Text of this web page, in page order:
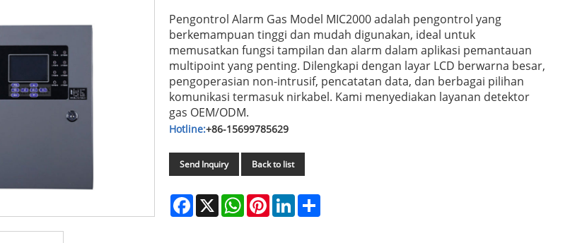
Pengontrol Alarm Gas Model MIC2000 adalah pengontrol yang
berkemampuan tinggi dan mudah digunakan, ideal untuk
memusatkan fungsi tampilan dan alarm dalam aplikasi pemantauan
multipoint yang penting. Dilengkapi dengan layar LCD berwarna besar,
pengoperasian non-intrusif, pencatatan data, dan berbagai pilihan
komunikasi termasuk nirkabel. Kami menyediakan layanan detektor
gas OEM/ODM.
Hotline:+86-15699785629
Send Inquiry Back to list
Facebook
X WhatsApp
PinterestLinkedIn